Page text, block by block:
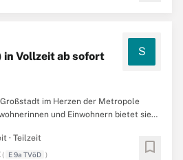
Vollzeit ab sofort
S
im Herzen der Metropole
und Einwohnern bietet sie
alle Nachbarstädte sowie Radtrassen
steht
· Teilzeit
( E 9a TVöD ) bookmark